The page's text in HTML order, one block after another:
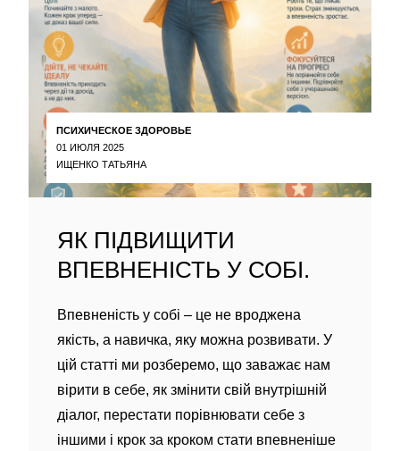
ПСИХИЧЕСКОЕ ЗДОРОВЬЕ
01 ИЮЛЯ 2025
ИЩЕНКО ТАТЬЯНА
ЯК ПІДВИЩИТИ
ВПЕВНЕНІСТЬ У СОБІ.
Впевненість у собі – це не вроджена
якість, а навичка, яку можна розвивати. У
цій статті ми розберемо, що заважає нам
вірити в себе, як змінити свій внутрішній
діалог, перестати порівнювати себе з
іншими і крок за кроком стати впевненіше